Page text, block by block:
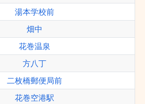
湯本学校前
畑中
花巻温泉
方八丁
二枚橋郵便局前
花巻空港駅